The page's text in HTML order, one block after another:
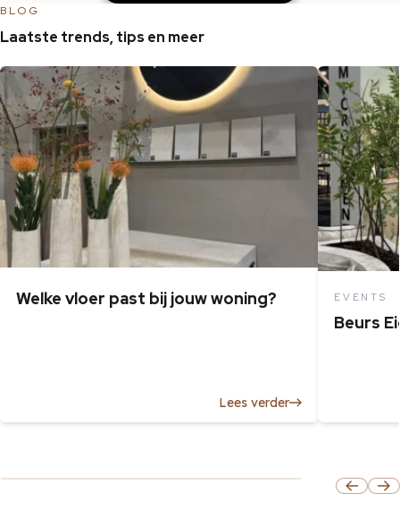
BLOG
Laatste trends, tips en meer
Welke vloer past bij jouw woning?
Lees verder
EVENTS
Beurs